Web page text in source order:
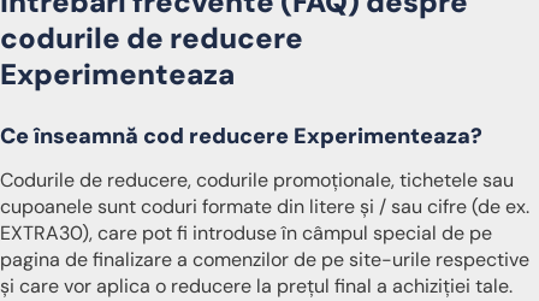
codurile de reducere
Experimenteaza
Ce înseamnă cod reducere Experimenteaza?
Codurile de reducere, codurile promoționale, tichetele sau
cupoanele sunt coduri formate din litere și / sau cifre (de ex.
EXTRA30), care pot fi introduse în câmpul special de pe
pagina de finalizare a comenzilor de pe site-urile respective
și care vor aplica o reducere la prețul final a achiziției tale.